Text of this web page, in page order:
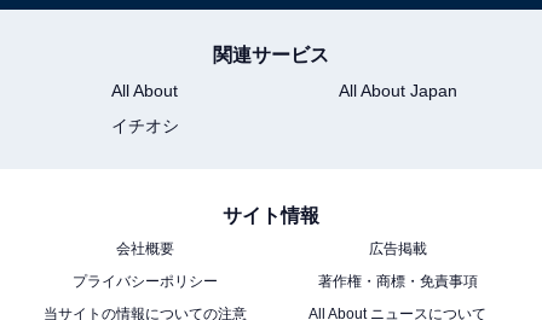
入場無料・駐車場無料
※障害者用駐車スペース・身障者対応トイレ完備
馬車体験、芸術公園も…1日楽しめる大型公
園3選
関連サービス
All About
All About Japan
イチオシ
サイト情報
会社概要
広告掲載
プライバシーポリシー
著作権・商標・免責事項
当サイトの情報についての注意
All About ニュースについて